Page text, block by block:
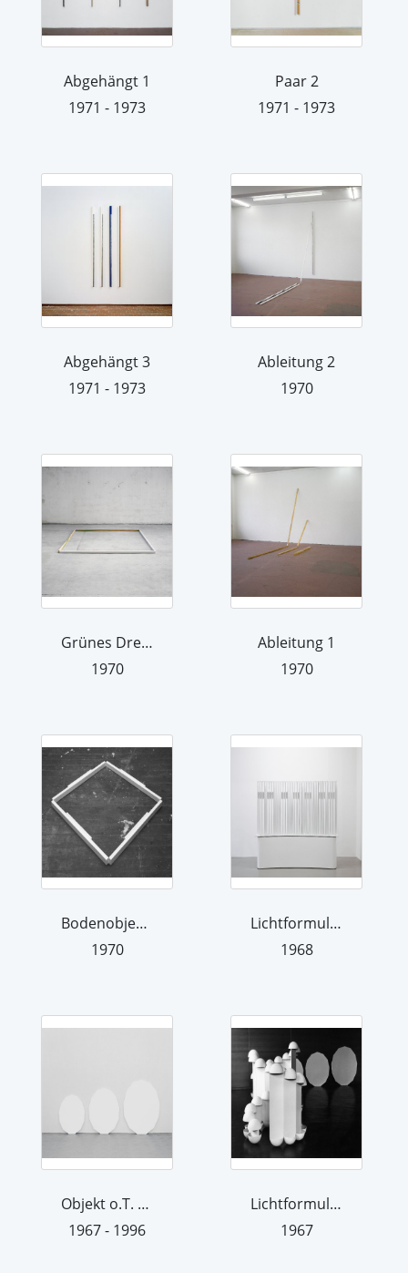
Abgehängt 1
1971 - 1973
Paar 2
1971 - 1973
Abgehängt 3
1971 - 1973
Ableitung 2
1970
Grünes Dreiecksquadrat
1970
Ableitung 1
1970
Bodenobjekt Quadrat
1970
Lichtformulierung 6
1968
Objekt o.T. dreiteilig
1967 - 1996
Lichtformulierung 3 (zerstört)
1967